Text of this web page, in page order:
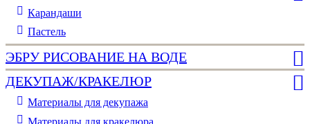
Карандаши
Пастель
ЭБРУ РИСОВАНИЕ НА ВОДЕ
ДЕКУПАЖ/КРАКЕЛЮР
Материалы для декупажа
Материалы для кракелюра